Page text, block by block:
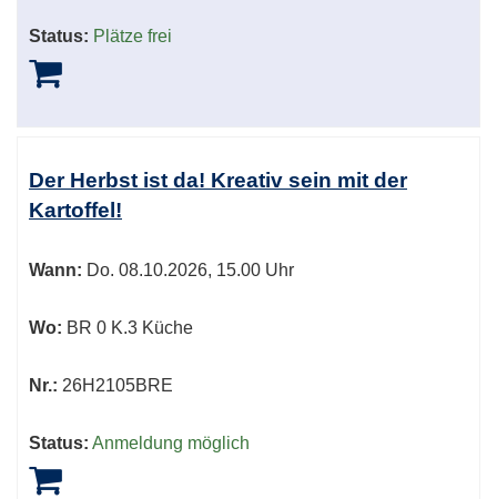
Status: Plätze frei
Der Herbst ist da! Kreativ sein mit der
Kartoffel!
Wann: Do. 08.10.2026, 15.00 Uhr
Wo: BR 0 K.3 Küche
Nr.: 26H2105BRE
Status: Anmeldung möglich